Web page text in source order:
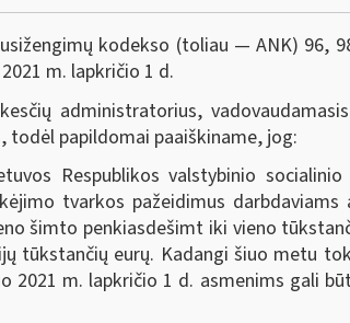
kodekso (toliau — ANK) 96,
m. lapkričio 1 d.
administratorius,
todėl papildomai paaiškiname, jog:
Respublikos valstybinio
tvarkos pažeidimus darbdaviams
šimto penkiasdešimt iki vieno
tūkstančių eurų. Kadangi šiuo metu
m. lapkričio 1 d. asmenims gali